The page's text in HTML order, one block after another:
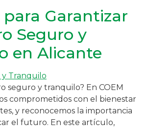
para Garantizar
Seguro y
en Alicante
seguro y tranquilo? En COEM
comprometidos con el bienestar
y reconocemos la importancia
el futuro. En este artículo,